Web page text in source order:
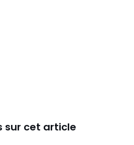
sur cet article